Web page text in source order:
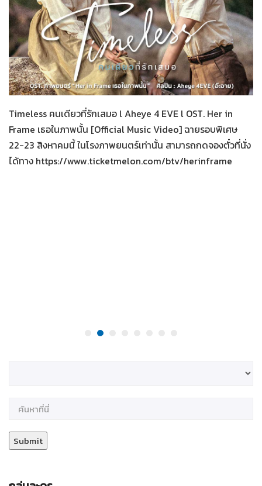
05-08-2569
Her in Frame เธอในภาพนั้น
Timeless คนเดียวที่รักเสมอ l Aheye 4 EVE l OST. Her in
Frame เธอในภาพนั้น [Official Music Video] ฉายรอบพิเศษ
22-23 สิงหาคมนี้ ในโรงภาพยนตร์เท่านั้น สามารถกดจองตั๋วที่นั่ง
ได้ทาง https://www.ticketmelon.com/btv/herinframe